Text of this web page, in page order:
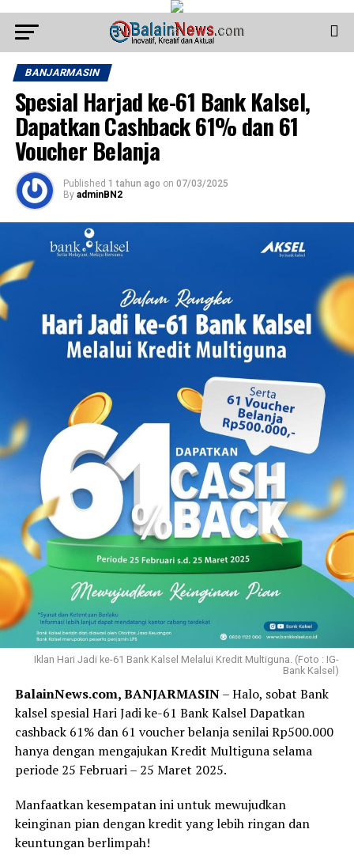
BANJARMASIN
Spesial Harjad ke-61 Bank Kalsel,
Dapatkan Cashback 61% dan 61
Voucher Belanja
Published 1 tahun ago on 07/03/2025
By adminBN2
Iklan Hari Jadi ke-61 Bank Kalsel Melalui Kredit Multiguna. (Foto : IG-
Bank Kalsel)
BalainNews.com, BANJARMASIN– Halo, sobat Bank
kalsel spesial Hari Jadi ke-61 Bank Kalsel Dapatkan
cashback 61% dan 61 voucher belanja senilai Rp500.000
hanya dengan mengajukan Kredit Multiguna selama
periode 25 Februari – 25 Maret 2025.
Manfaatkan kesempatan ini untuk mewujudkan
keinginan pian dengan kredit yang lebih ringan dan
keuntungan berlimpah!